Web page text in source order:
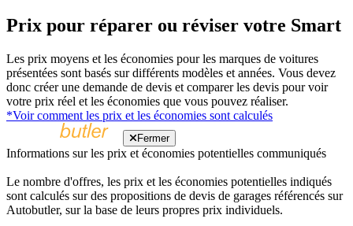
Prix pour réparer ou réviser votre Smart
Les prix moyens et les économies pour les marques de voitures
présentées sont basés sur différents modèles et années. Vous devez
donc créer une demande de devis et comparer les devis pour voir
votre prix réel et les économies que vous pouvez réaliser.
*Voir comment les prix et les économies sont calculés
Fermer
Informations sur les prix et économies potentielles communiqués
Le nombre d'offres, les prix et les économies potentielles indiqués
sont calculés sur des propositions de devis de garages référencés sur
Autobutler, sur la base de leurs propres prix individuels.